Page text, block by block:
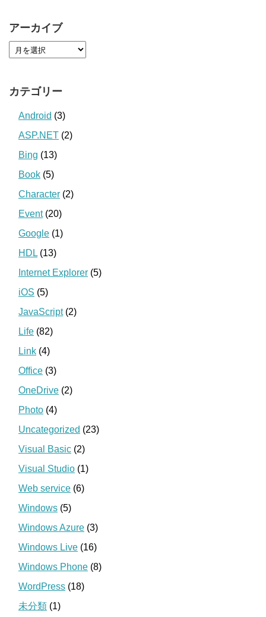
アーカイブ
カテゴリー
Android (3)
ASP.NET (2)
Bing (13)
Book (5)
Character (2)
Event(20)
Google (1)
HDL (13)
Internet Explorer (5)
iOS (5)
JavaScript(2)
Life (82)
Link (4)
Office (3)
OneDrive (2)
Photo (4)
Uncategorized (23)
Visual Basic (2)
Visual Studio (1)
Web service (6)
Windows (5)
Windows Azure (3)
Windows Live (16)
Windows Phone (8)
WordPress (18)
未分類 (1)